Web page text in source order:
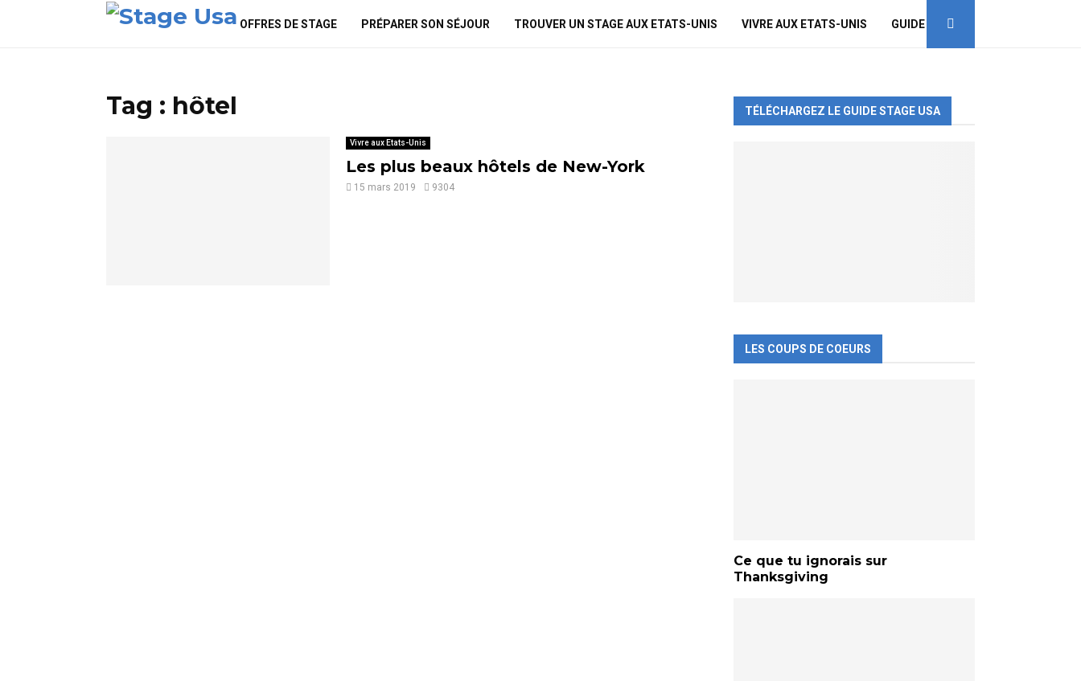
OFFRES DE STAGE PRÉPARER SON SÉJOUR TROUVER UN STAGE AUX ETATS-UNIS VIVRE AUX ETATS-UNIS GUIDE
Tag : hôtel
Vivre aux Etats-Unis
Les plus beaux hôtels de New-York
15 mars 2019 9304
TÉLÉCHARGEZ LE GUIDE STAGE USA
LES COUPS DE COEURS
Ce que tu ignorais sur
Thanksgiving